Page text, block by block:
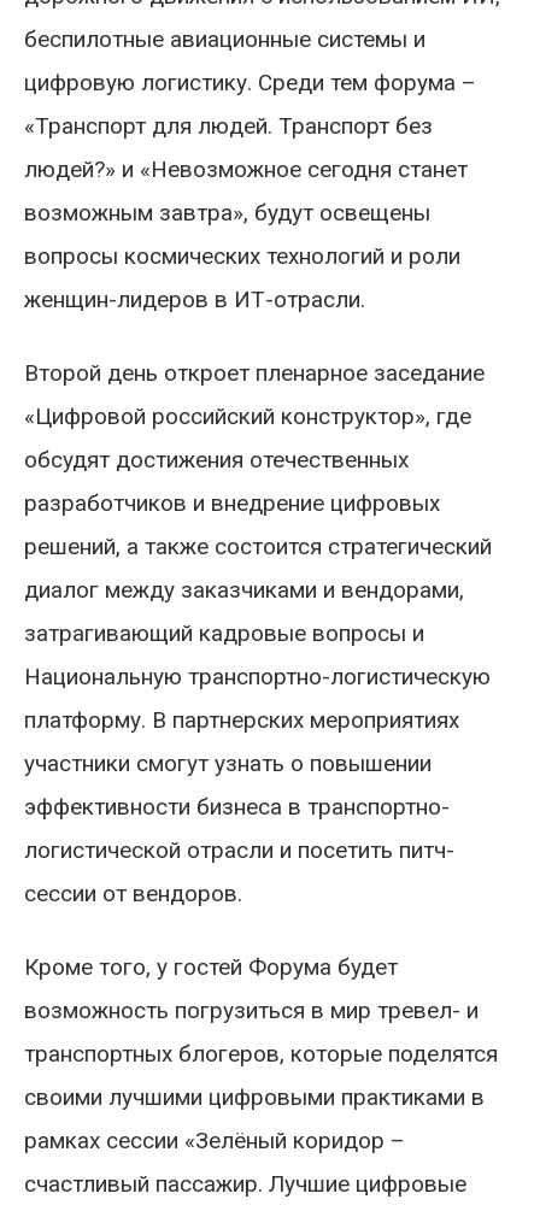
беспилотные авиационные системы и
цифровую логистику. Среди тем форума –
«Транспорт для людей. Транспорт без
людей?» и «Невозможное сегодня станет
возможным завтра», будут освещены
вопросы космических технологий и роли
женщин-лидеров в ИТ-отрасли.
Второй день откроет пленарное заседание
«Цифровой российский конструктор», где
обсудят достижения отечественных
разработчиков и внедрение цифровых
решений, а также состоится стратегический
диалог между заказчиками и вендорами,
затрагивающий кадровые вопросы и
Национальную транспортно-логистическую
платформу. В партнерских мероприятиях
участники смогут узнать о повышении
эффективности бизнеса в транспортно-
логистической отрасли и посетить питч-
сессии от вендоров.
Кроме того, у гостей Форума будет
возможность погрузиться в мир тревел- и
транспортных блогеров, которые поделятся
своими лучшими цифровыми практиками в
рамках сессии «Зелёный коридор –
счастливый пассажир. Лучшие цифровые